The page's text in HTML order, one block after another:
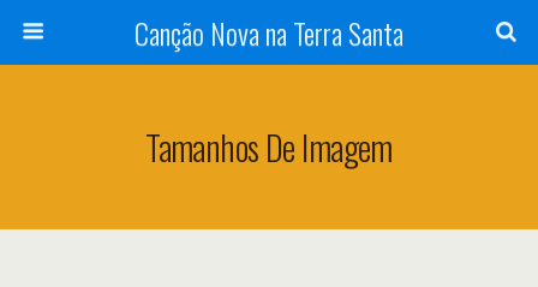
Canção Nova na Terra Santa
Tamanhos De Imagem